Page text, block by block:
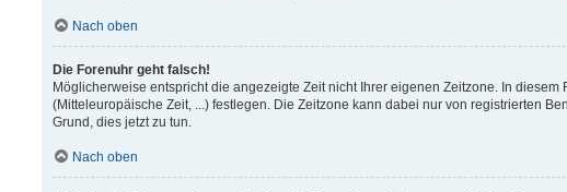
Nach oben
Die Forenuhr geht falsch!
Möglicherweise entspricht die angezeigte Zeit nicht Ihrer eigenen Zeitzone. In
(Mitteleuropäische Zeit, ...) festlegen. Die Zeitzone kann dabei nur von registrierten
Grund, dies jetzt zu tun.
Nach oben